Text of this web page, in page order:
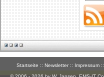
Startseite :: Newsletter :: Impressum ::